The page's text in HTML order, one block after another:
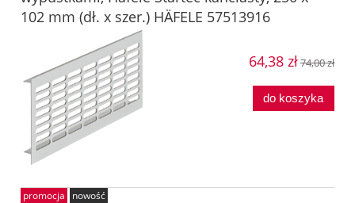
102 mm (dł. x szer.) HÄFELE 57513916
64,38 zł74,00 zł
do koszyka
promocja nowość